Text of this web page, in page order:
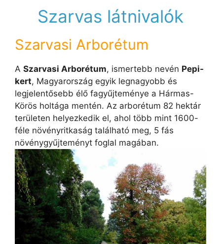
Szarvas látnivalók
Szarvasi Arborétum
A Szarvasi Arborétum, ismertebb nevén Pepi-
kert, Magyarország egyik legnagyobb és
legjelentősebb élő fagyűjteménye a Hármas-
Körös holtága mentén. Az arborétum 82 hektár
területen helyezkedik el, ahol több mint 1600-
féle növényritkaság található meg, 5 fás
növénygyűjteményt foglal magában.